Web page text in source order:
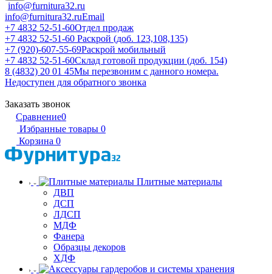
info@furnitura32.ru
info@furnitura32.ruEmail
+7 4832 52-51-60Отдел продаж
+7 4832 52-51-60 Раскрой (доб. 123,108,135)
+7 (920)-607-55-69Раскрой мобильный
+7 4832 52-51-60Склад готовой продукции (доб. 154)
8 (4832) 20 01 45Мы перезвоним с данного номера.
Недоступен для обратного звонка
Заказать звонок
Сравнение0
Избранные товары 0
Корзина 0
Плитные материалы
ДВП
ДСП
ЛДСП
МДФ
Фанера
Образцы декоров
ХДФ